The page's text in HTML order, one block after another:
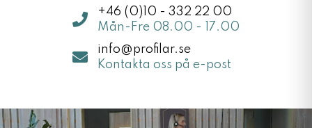
+46 (0)10 - 332 22 00
Mån-Fre 08.00 - 17.00
info@profilar.se
Kontakta oss på e-post